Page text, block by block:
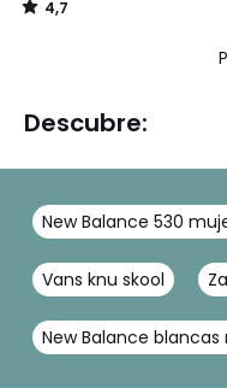
4,7
/
Descubre:
New Balance 530
Vans knu skool
New Balance blancas